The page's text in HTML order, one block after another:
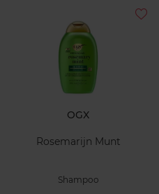
OGX
Rosemarijn Munt
Shampoo